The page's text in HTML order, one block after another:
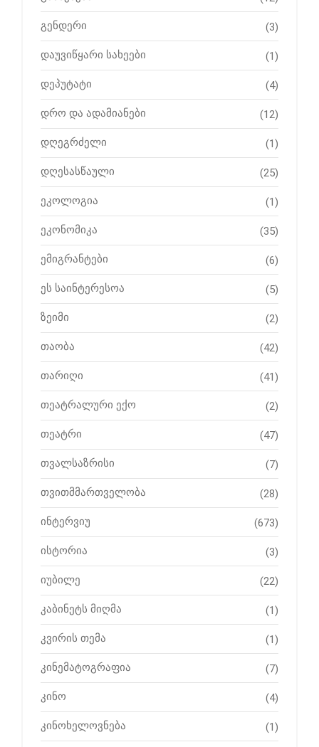
გენდერი (3)
დაუვიწყარი სახეები (1)
დეპუტატი (4)
დრო და ადამიანები (12)
დღეგრძელი (1)
დღესასწაული (25)
ეკოლოგია (1)
ეკონომიკა (35)
ემიგრანტები (6)
ეს საინტერესოა (5)
ზეიმი (2)
თაობა (42)
თარიღი (41)
თეატრალური ექო (2)
თეატრი (47)
თვალსაზრისი (7)
თვითმმართველობა (28)
ინტერვიუ (673)
ისტორია (3)
იუბილე (22)
კაბინეტს მიღმა (1)
კვირის თემა (1)
კინემატოგრაფია (7)
კინო (4)
კინოხელოვნება (1)